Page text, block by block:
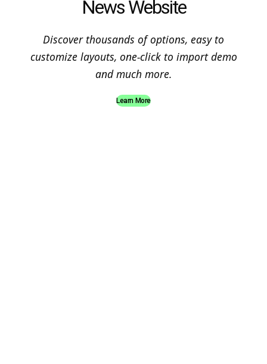
News Website
Discover thousands of options, easy to
customize layouts, one-click to import demo
and much more.
Learn More